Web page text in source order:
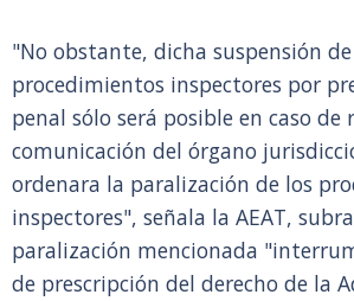
"No obstante, dicha suspensión
procedimientos inspectores por
penal sólo será posible en caso de
comunicación del órgano
ordenara la paralización de los
inspectores", señala la AEAT,
paralización mencionada
de prescripción del derecho de la